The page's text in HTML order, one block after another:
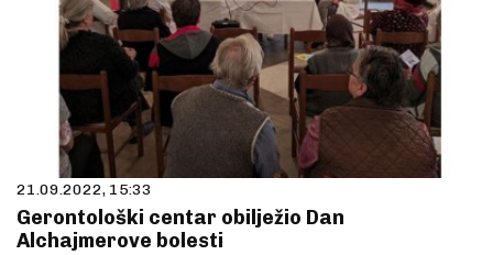
21.09.2022, 15:33
Gerontološki centar obilježio Dan
Alchajmerove bolesti